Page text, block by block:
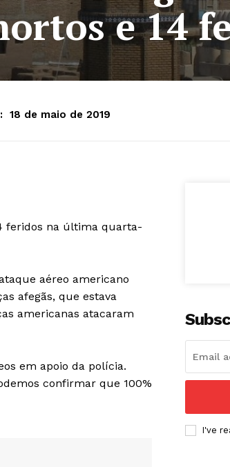
e 14
18 de maio de 2019
feridos na última quarta-
aéreo americano
afegãs, que estava
americanas atacaram
em apoio da polícia.
confirmar que 100%
I've